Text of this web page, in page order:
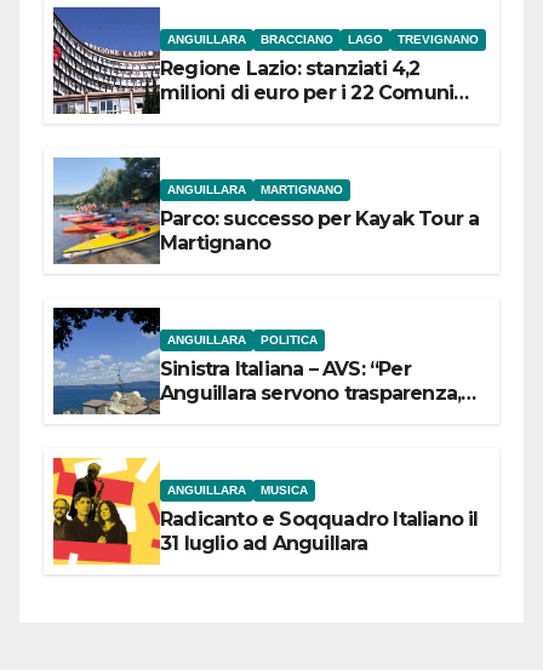
ANGUILLARA BRACCIANO LAGO TREVIGNANO
Regione Lazio: stanziati 4,2
milioni di euro per i 22 Comuni
ANGUILLARA MARTIGNANO
Parco: successo per Kayak Tour a
Martignano
ANGUILLARA POLITICA
Sinistra Italiana – AVS: “Per
Anguillara servono trasparenza,
ANGUILLARA MUSICA
Radicanto e Soqquadro Italiano il
31 luglio ad Anguillara